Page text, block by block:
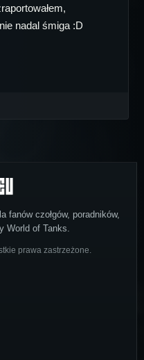
nadal śmiga :D
fanów czołgów, poradników,
World of Tanks.
prawa zastrzeżone.